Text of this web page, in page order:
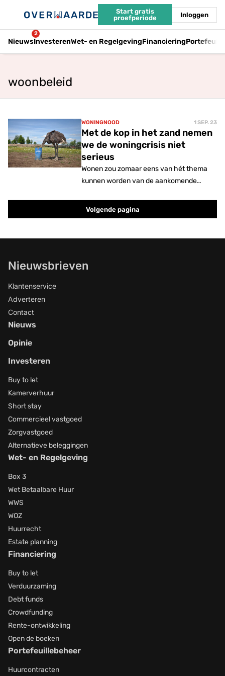
Start gratis
proefperiode
Inloggen
Nieuws
2
InvesterenWet- en RegelgevingFinanciering
woonbeleid
WONINGNOOD 1 SEP. 23
Met de kop in het zand nemen
we de woningcrisis niet
serieus
Wonen zou zomaar eens van hét thema
kunnen worden van de aankomende
22 november voor Overwaar.de schrijft.
Volgende pagina
Nieuwsbrieven
Klantenservice
Adverteren
Contact
Nieuws
Opinie
Investeren
Buy to let
Kamerverhuur
Short stay
Commercieel vastgoed
Zorgvastgoed
Alternatieve beleggingen
Wet- en Regelgeving
Box 3
Wet Betaalbare Huur
WWS
WOZ
Huurrecht
Estate planning
Financiering
Buy to let
Verduurzaming
Debt funds
Crowdfunding
Rente-ontwikkeling
Open de boeken
Portefeuillebeheer
Huurcontracten